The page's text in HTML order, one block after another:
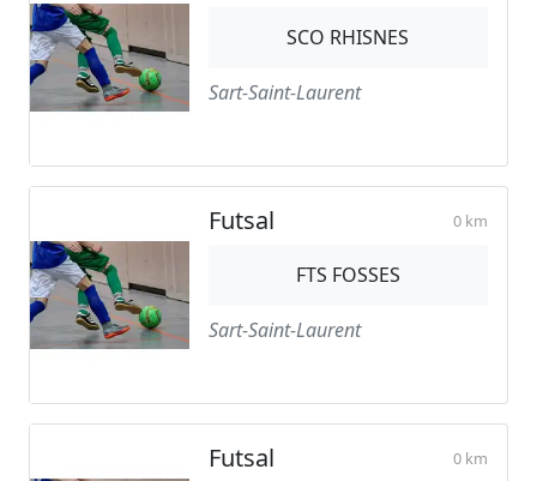
SCO RHISNES
Sart-Saint-Laurent
Futsal 0 km
FTS FOSSES
Sart-Saint-Laurent
Futsal 0 km